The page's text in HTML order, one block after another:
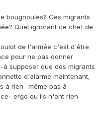
bougnoules? Ces migrants
Quel ignorant ce chef de
de l'armée c'est d'être
pour ne pas donner
supposer que des migrants
d'alarme maintenant,
à rien -même pas à
ergo qu'ils n'ont rien